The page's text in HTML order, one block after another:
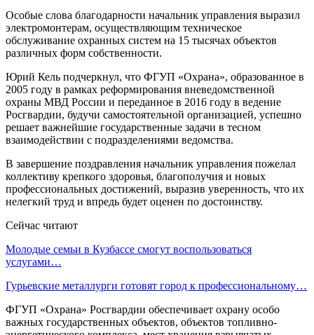
Особые слова благодарности начальник управления выразил
электромонтерам, осуществляющим техническое
обслуживание охранных систем на 15 тысячах объектов
различных форм собственности.
Юрий Кель подчеркнул, что ФГУП «Охрана», образованное в
2005 году в рамках реформирования вневедомственной
охраны МВД России и переданное в 2016 году в ведение
Росгвардии, будучи самостоятельной организацией, успешно
решает важнейшие государственные задачи в тесном
взаимодействии с подразделениями ведомства.
В завершение поздравления начальник управления пожелал
коллективу крепкого здоровья, благополучия и новых
профессиональных достижений, выразив уверенность, что их
нелегкий труд и впредь будет оценен по достоинству.
Сейчас читают
Молодые семьи в Кузбассе смогут воспользоваться
услугами…
Гурьевские металлурги готовят город к профессиональному…
ФГУП «Охрана» Росгвардии обеспечивает охрану особо
важных государственных объектов, объектов топливно-